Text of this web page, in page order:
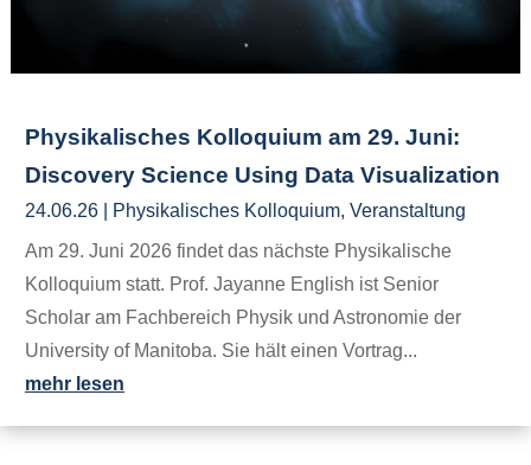
Physikalisches Kolloquium am 29. Juni:
Discovery Science Using Data Visualization
24.06.26 Physikalisches Kolloquium, Veranstaltung
Am 29. Juni 2026 findet das nächste Physikalische
Kolloquium statt. Prof. Jayanne English ist Senior
Scholar am Fachbereich Physik und Astronomie der
University of Manitoba. Sie hält einen Vortrag...
mehr lesen